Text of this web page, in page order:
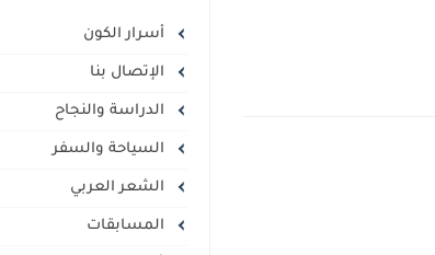
أسرار الكون
الإتصال بنا
الدراسة والنجاح
السياحة والسفر
الشعر العربي
المسابقات